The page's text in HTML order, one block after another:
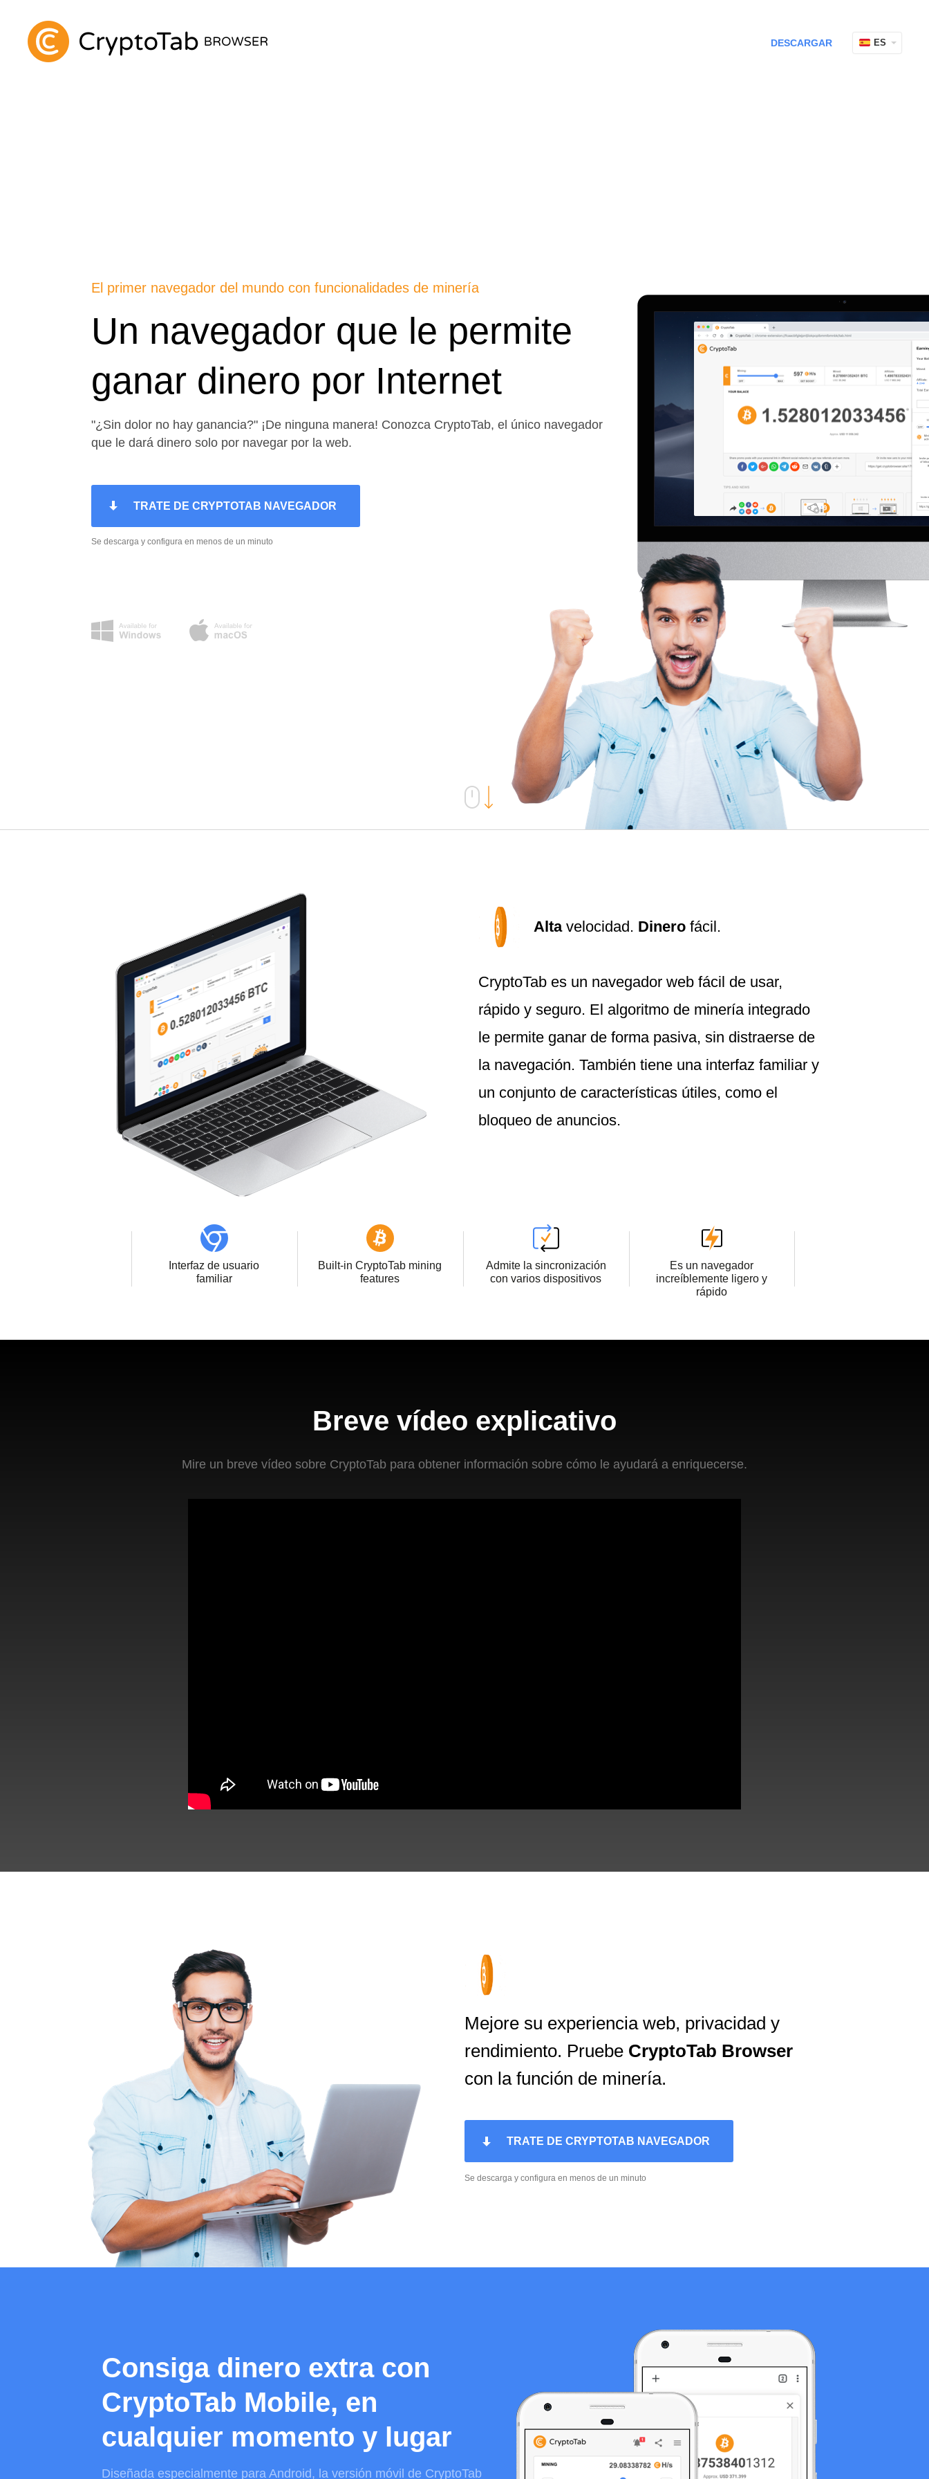
DESCARGAR ES
El primer navegador del mundo con funcionalidades de minería
Un navegador que le permite
ganar dinero por Internet
"¿Sin dolor no hay ganancia?" ¡De ninguna manera! Conozca CryptoTab, el único navegador
que le dará dinero solo por navegar por la web.
TRATE DE CRYPTOTAB NAVEGADOR
Se descarga y configura en menos de un minuto
Altavelocidad. Dinero fácil.
CryptoTab es un navegador web fácil de usar,
rápido y seguro. El algoritmo de minería integrado
le permite ganar de forma pasiva, sin distraerse de
la navegación. También tiene una interfaz familiar y
un conjunto de características útiles, como el
bloqueo de anuncios.
Interfaz de usuario
familiar
Built-in CryptoTab mining
features
Admite la sincronización
con varios dispositivos
Es un navegador
increíblemente ligero y
rápido
Breve vídeo explicativo
Mire un breve vídeo sobre CryptoTab para obtener información sobre cómo le ayudará a enriquecerse.
Mejore su experiencia web, privacidad y
rendimiento. Pruebe CryptoTab Browser
con la función de minería.
TRATE DE CRYPTOTAB NAVEGADOR
Se descarga y configura en menos de un minuto
Consiga dinero extra con
CryptoTab Mobile, en
cualquier momento y lugar
Diseñada especialmente para Android, la versión móvil de CryptoTab